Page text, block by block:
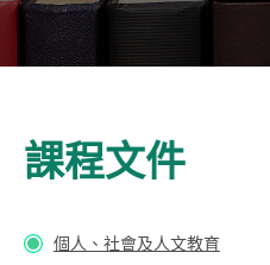
課程文件
個人、社會及人文教育